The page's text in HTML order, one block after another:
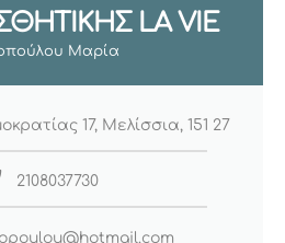
LA VIE
Μαρία
17, Μελίσσια, 151 27
2108037730